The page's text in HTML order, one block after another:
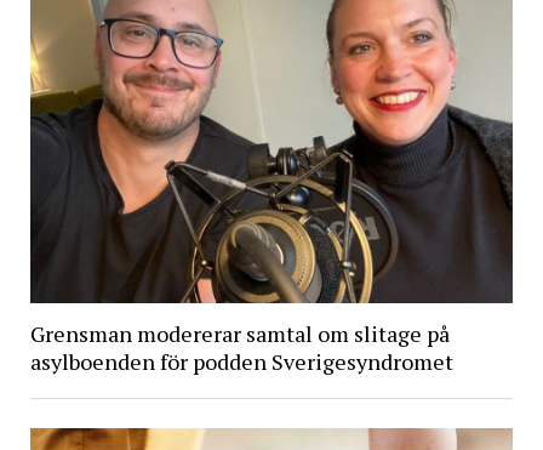
Grensman modererar samtal om slitage på
asylboenden för podden Sverigesyndromet